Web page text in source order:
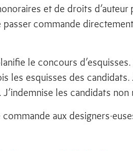
et de droits
commande
le concours
les esquisses des candidats.
les candidats non
aux